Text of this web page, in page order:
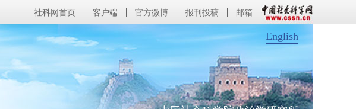
社科网首页 客户端 官方微博 报刊投稿 邮箱
English